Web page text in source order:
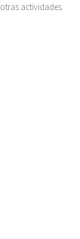
actividades.